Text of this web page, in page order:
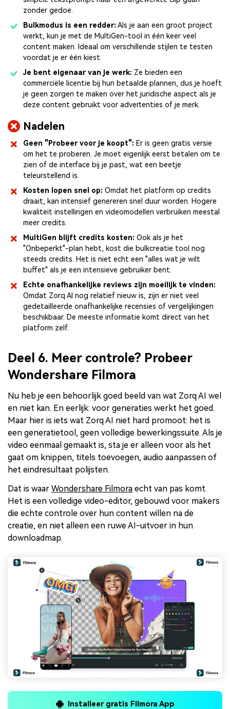
zonder gedoe.
Bulkmodus is een redder: Als je aan een groot project
werkt, kun je met de MultiGen-tool in één keer veel
content maken. Ideaal om verschillende stijlen te testen
voordat je er één kiest.
Je bent eigenaar van je werk: Ze bieden een
commerciële licentie bij hun betaalde plannen, dus je hoeft
je geen zorgen te maken over het juridische aspect als je
deze content gebruikt voor advertenties of je merk.
Nadelen
Geen "Probeer voor je koopt": Er is geen gratis versie
om het te proberen. Je moet eigenlijk eerst betalen om te
zien of de interface bij je past, wat een beetje
teleurstellend is.
Kosten lopen snel op: Omdat het platform op credits
draait, kan intensief genereren snel duur worden. Hogere
kwaliteit instellingen en videomodellen verbruiken meestal
meer credits.
MultiGen blijft credits kosten: Ook als je het
"Onbeperkt"-plan hebt, kost die bulkcreatie tool nog
steeds credits. Het is niet echt een "alles wat je wilt
buffet" als je een intensieve gebruiker bent.
Echte onafhankelijke reviews zijn moeilijk te vinden:
Omdat Zorq AI nog relatief nieuw is, zijn er niet veel
gedetailleerde onafhankelijke recensies of vergelijkingen
beschikbaar. De meeste informatie komt direct van het
platform zelf.
Deel 6. Meer controle? Probeer
Wondershare Filmora
Nu heb je een behoorlijk goed beeld van wat Zorq AI wel
en niet kan. En eerlijk: voor generaties werkt het goed.
Maar hier is iets wat Zorq AI niet hard promoot: het is
een generatietool, geen volledige bewerkingssuite. Als je
video eenmaal gemaakt is, sta je er alleen voor als het
gaat om knippen, titels toevoegen, audio aanpassen of
het eindresultaat polijsten.
Dat is waar Wondershare Filmora echt van pas komt.
Het is een volledige video-editor, gebouwd voor makers
die echte controle over hun content willen na de
creatie, en niet alleen een ruwe AI-uitvoer in hun
downloadmap.
Installeer gratis Filmora App